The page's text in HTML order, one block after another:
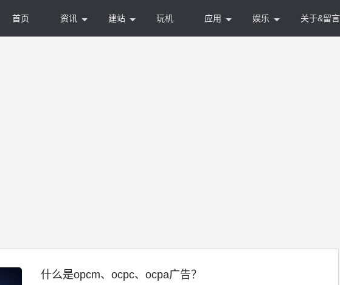
首页 资讯 建站 玩机 应用 娱乐 关于&留言
什么是opcm、ocpc、ocpa广告？